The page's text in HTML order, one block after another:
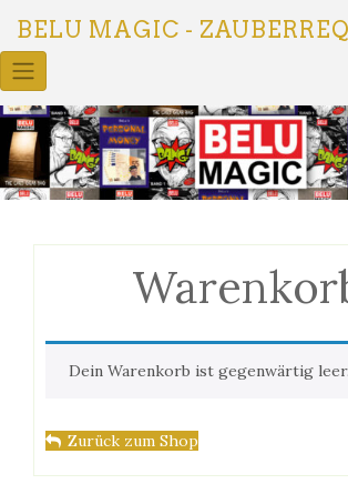
content
BELU MAGIC -
Dein Warenkorb ist gegenwärtig leer.
Zurück zum Shop